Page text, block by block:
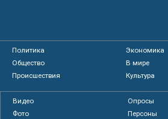
Политика
Экономика
Общество
В мире
Происшествия
Культура
Видео
Опросы
Фото
Персоны